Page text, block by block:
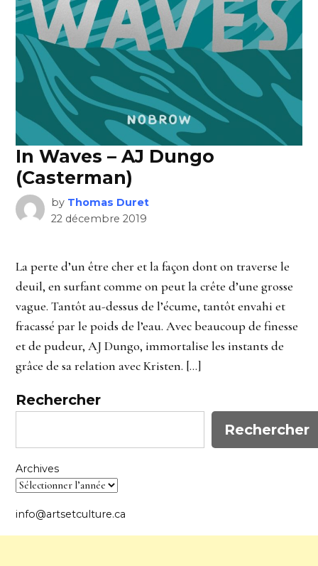
In Waves – AJ Dungo
(Casterman)
by Thomas Duret
22 décembre 2019
La perte d’un être cher et la façon dont on traverse le
deuil, en surfant comme on peut la crête d’une grosse
vague. Tantôt au-dessus de l’écume, tantôt envahi et
fracassé par le poids de l’eau. Avec beaucoup de finesse
et de pudeur, AJ Dungo, immortalise les instants de
grâce de sa relation avec Kristen. […]
Rechercher
Rechercher
Archives
info@artsetculture.ca